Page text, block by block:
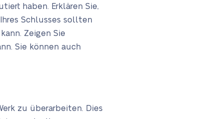
haben. Erklären Sie,
Schlusses sollten
Zeigen Sie
Sie können auch
zu überarbeiten. Dies